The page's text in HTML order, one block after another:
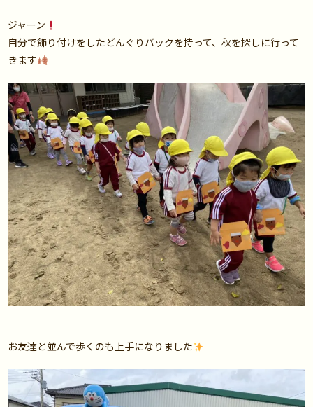
ジャーン
自分で飾り付けをしたどんぐりバックを持って、秋を探しに行って
きます
お友達と並んで歩くのも上手になりました